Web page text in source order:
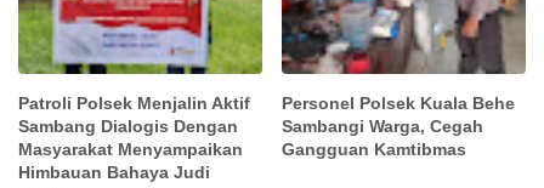
Patroli Polsek Menjalin Aktif
Sambang Dialogis Dengan
Masyarakat Menyampaikan
Himbauan Bahaya Judi
Personel Polsek Kuala Behe
Sambangi Warga, Cegah
Gangguan Kamtibmas